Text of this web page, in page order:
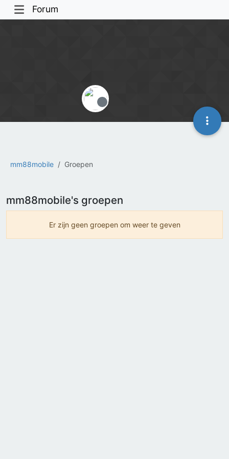
Forum
mm88mobile Groepen
Offline
mm88mobile's groepen
Er zijn geen groepen om weer te geven